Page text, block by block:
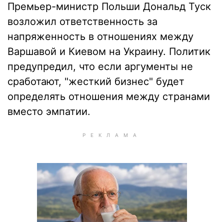
Премьер-министр Польши Дональд Туск
возложил ответственность за
напряженность в отношениях между
Варшавой и Киевом на Украину. Политик
предупредил, что если аргументы не
сработают, "жесткий бизнес" будет
определять отношения между странами
вместо эмпатии.